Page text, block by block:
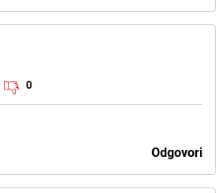
0
Odgovori